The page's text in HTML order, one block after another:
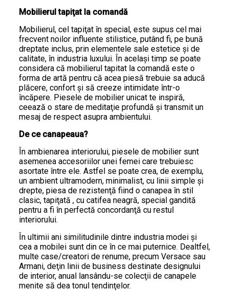
Mobilierul tapiţat la comandă
Mobilierul, cel tapiţat în special, este supus cel mai
frecvent noilor influente stilistice, putând fi, pe bună
dreptate inclus, prin elementele sale estetice şi de
calitate, în industria luxului. În acelaşi timp se poate
considera că mobilierul tapitat la comandă este o
forma de artă pentru că acea piesă trebuie sa aducă
plăcere, confort şi să creeze intimidate într-o
încăpere. Piesele de mobilier unicat te inspiră,
ceează o stare de meditaţie profundă şi transmit un
mesaj de respect asupra ambientului.
De ce canapeaua?
În ambienarea interiorului, piesele de mobilier sunt
asemenea accesoriilor unei femei care trebuiesc
asortate între ele. Astfel se poate crea, de exemplu,
un ambient ultramodern, minimalist, cu linii simple şi
drepte, piesa de rezistenţă fiind o canapea în stil
clasic, tapiţată , cu catifea neagră, special gandită
pentru a fi în perfectă concordanţă cu restul
interiorului.
În ultimii ani similitudinile dintre industria modei şi
cea a mobilei sunt din ce în ce mai puternice. Dealtfel,
multe case/creatori de renume, precum Versace sau
Armani, deţin linii de business destinate designului
de interior, anual lansându-se colecţii de canapele
menite să dea tonul tendinţelor.